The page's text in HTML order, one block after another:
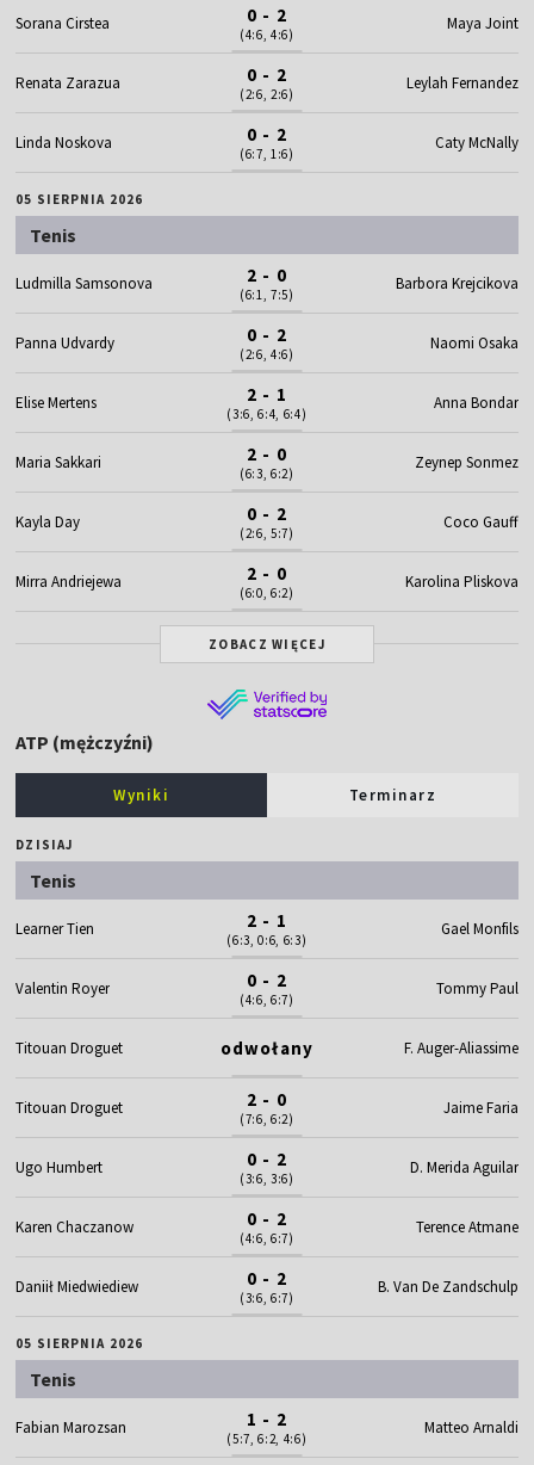
Sorana Cirstea 0 - 2
(4:6, 4:6)
Maya Joint
Renata Zarazua 0 - 2
(2:6, 2:6)
Leylah Fernandez
Linda Noskova 0 - 2
(6:7, 1:6)
Caty McNally
05 SIERPNIA 2026
Tenis
Ludmilla Samsonova 2 - 0
(6:1, 7:5)
Barbora Krejcikova
Panna Udvardy 0 - 2
(2:6, 4:6)
Naomi Osaka
Elise Mertens 2 - 1
(3:6, 6:4, 6:4)
Anna Bondar
Maria Sakkari 2 - 0
(6:3, 6:2)
Zeynep Sonmez
Kayla Day 0 - 2
(2:6, 5:7)
Coco Gauff
Mirra Andriejewa 2 - 0
(6:0, 6:2)
Karolina Pliskova
ZOBACZ WIĘCEJ
ATP (mężczyźni)
Wyniki Terminarz
DZISIAJ
Tenis
Learner Tien 2 - 1
(6:3, 0:6, 6:3)
Gael Monfils
Valentin Royer 0 - 2
(4:6, 6:7)
Tommy Paul
Titouan Droguet odwołany F. Auger-Aliassime
Titouan Droguet 2 - 0
(7:6, 6:2)
Jaime Faria
Ugo Humbert 0 - 2
(3:6, 3:6)
D. Merida Aguilar
Karen Chaczanow 0 - 2
(4:6, 6:7)
Terence Atmane
Daniił Miedwiediew 0 - 2
(3:6, 6:7)
B. Van De Zandschulp
05 SIERPNIA 2026
Tenis
Fabian Marozsan 1 - 2
(5:7, 6:2, 4:6)
Matteo Arnaldi